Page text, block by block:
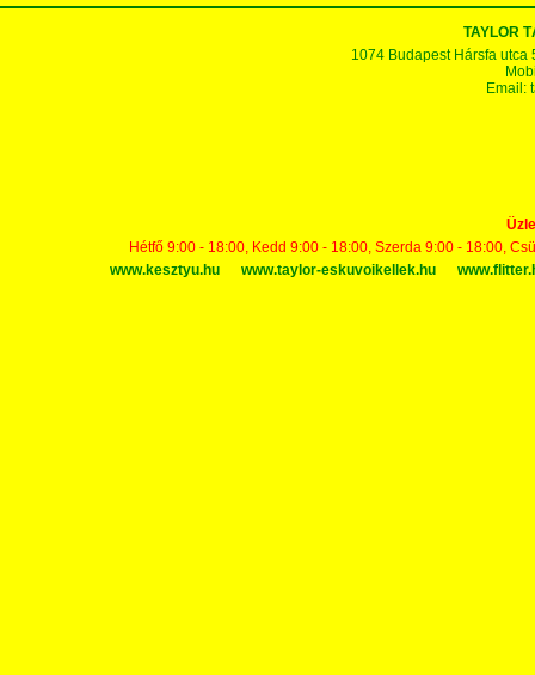
TAYLOR
1074 Budapest Hársfa utca
Email:
Hétfő 9:00 - 18:00, Kedd 9:00 - 18:00, Szerda 9:00 - 18:00,
www.kesztyu.hu
www.taylor-eskuvoikellek.hu